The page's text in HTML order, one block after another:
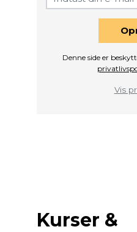
Denne side er
Vis
Kurser &